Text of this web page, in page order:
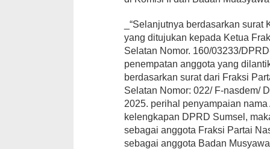
_“Selanjutnya berdasarkan
yang ditujukan kepada Ketua
Selatan Nomor. 160/03233/
penempatan anggota yang
berdasarkan surat dari Fraksi
Selatan Nomor: 022/ F-nasdem/
2025. perihal penyampaian
kelengkapan DPRD Sumsel,
sebagai anggota Fraksi Partai
sebagai anggota Badan